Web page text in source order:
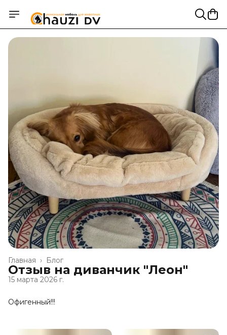
Блог
Главная ›
Отзыв на диванчик "Леон"
15 марта 2026 г.
Офигенный!!!